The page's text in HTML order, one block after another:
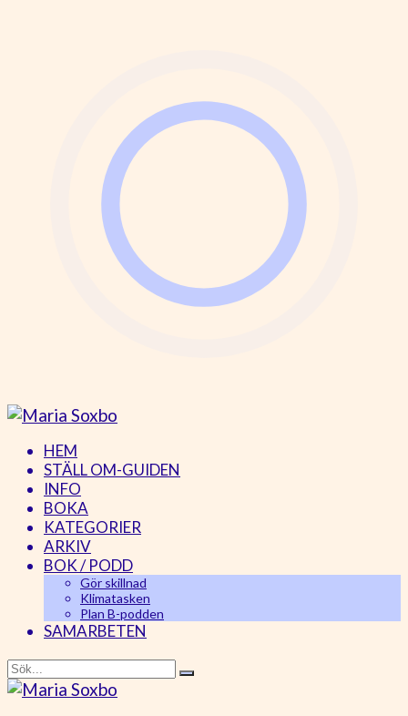
HEM
STÄLL OM-GUIDEN
INFO
BOKA
KATEGORIER
ARKIV
BOK / PODD
Gör skillnad
Klimatasken
Plan B-podden
SAMARBETEN